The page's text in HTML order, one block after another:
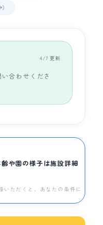
4/7 更新
合わせくださ
や園の様子は施設詳細
ただくと、あなたの条件に